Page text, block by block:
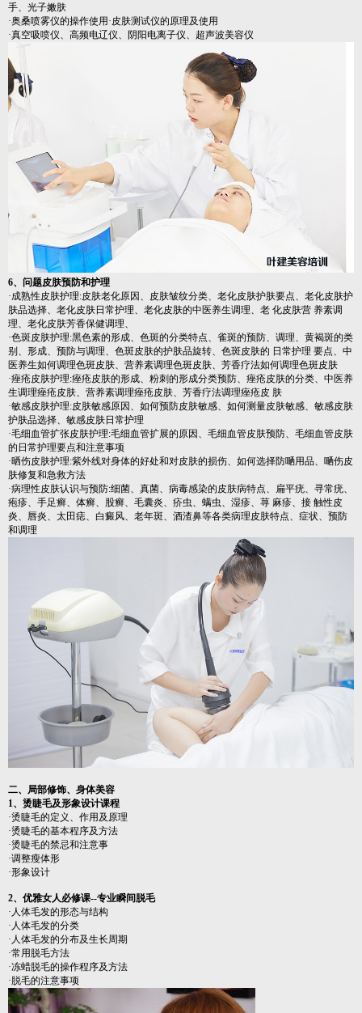
手、光子嫩肤
·奥桑喷雾仪的操作使用·皮肤测试仪的原理及使用
·真空吸喷仪、高频电辽仪、阴阳电离子仪、超声波美容仪
6、问题皮肤预防和护理
·成熟性皮肤护理:皮肤老化原因、皮肤皱纹分类、老化皮肤护肤要点、老化皮肤护
肤品选择、老化皮肤日常护理、老化皮肤的中医养生调理、老 化皮肤营 养素调
理、老化皮肤芳香保健调理、
·色斑皮肤护理:黑色素的形成、色斑的分类特点、雀斑的预防、调理、黄褐斑的类
别、形成、预防与调理、色斑皮肤的护肤品旋转、色斑皮肤的 日常护理 要点、中
医养生如何调理色斑皮肤、营养素调理色斑皮肤、芳香疗法如何调理色斑皮肤
·痤疮皮肤护理:痤疮皮肤的形成、粉刺的形成分类预防、痤疮皮肤的分类、中医养
生调理痤疮皮肤、营养素调理痤疮皮肤、芳香疗法调理痤疮皮 肤
·敏感皮肤护理:皮肤敏感原因、如何预防皮肤敏感、如何测量皮肤敏感、敏感皮肤
护肤品选择、敏感皮肤日常护理
·毛细血管扩张皮肤护理:毛细血管扩展的原因、毛细血管皮肤预防、毛细血管皮肤
的日常护理要点和注意事项
·晒伤皮肤护理:紫外线对身体的好处和对皮肤的损伤、如何选择防嗮用品、嗮伤皮
肤修复和急救方法
·病理性皮肤认识与预防:细菌、真菌、病毒感染的皮肤病特点、扁平疣、寻常疣、
疱疹、手足癣、体癣、股癣、毛囊炎、疥虫、螨虫、湿疹、荨 麻疹、接 触性皮
炎、唇炎、太田痣、白癜风、老年斑、酒渣鼻等各类病理皮肤特点、症状、预防
和调理
二、局部修饰、身体美容
1、烫睫毛及形象设计课程
·烫睫毛的定义、作用及原理
·烫睫毛的基本程序及方法
·烫睫毛的禁忌和注意事
·调整瘦体形
·形象设计
2、优雅女人必修课--专业瞬间脱毛
·人体毛发的形态与结构
·人体毛发的分类
·人体毛发的分布及生长周期
·常用脱毛方法
·冻蜡脱毛的操作程序及方法
·脱毛的注意事项